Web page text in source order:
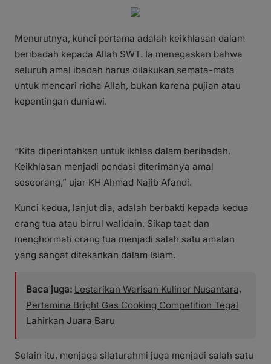
Menurutnya, kunci pertama adalah keikhlasan dalam
beribadah kepada Allah SWT. Ia menegaskan bahwa
seluruh amal ibadah harus dilakukan semata-mata
untuk mencari ridha Allah, bukan karena pujian atau
kepentingan duniawi.
“Kita diperintahkan untuk ikhlas dalam beribadah.
Keikhlasan menjadi pondasi diterimanya amal
seseorang,” ujar KH Ahmad Najib Afandi.
Kunci kedua, lanjut dia, adalah berbakti kepada kedua
orang tua atau birrul walidain. Sikap taat dan
menghormati orang tua menjadi salah satu amalan
yang sangat ditekankan dalam Islam.
Baca juga: Lestarikan Warisan Kuliner Nusantara,
Pertamina Bright Gas Cooking Competition Tegal
Lahirkan Juara Baru
Selain itu, menjaga silaturahmi juga menjadi salah satu